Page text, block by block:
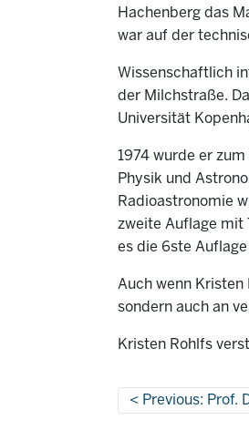
Hachenberg das
war auf der
Wissenschaftlich
der Milchstraße.
Universität
1974 wurde er
Physik und
Radioastronomie
zweite Auflage mit
es die 6ste
Auch wenn Kristen
sondern auch an
Kristen Rohlfs
Previous: Prof.